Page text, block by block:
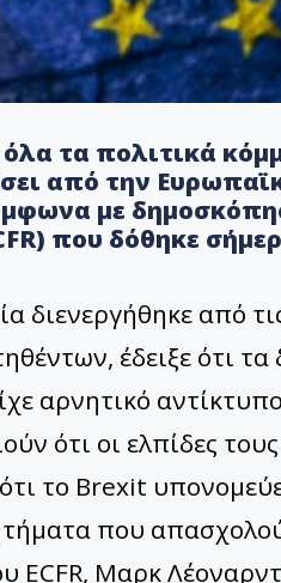
τα πολιτικά
από την
με
που δόθηκε
διενεργήθηκε από
έδειξε ότι τα
αρνητικό
ότι οι ελπίδες
το Brexit
που
ECFR, Μαρκ